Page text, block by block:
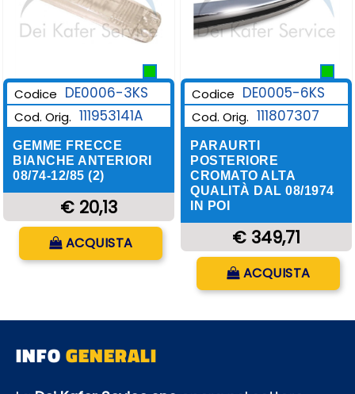
Codice DE0006-3KS
Cod. Orig. 111953141A
GEMME FRECCE
BIANCHE ANTERIORI
08/74-12/85 (2)
€ 20,13
ACQUISTA
Codice DE0005-6KS
Cod. Orig. 111807307
PARAURTI
POSTERIORE
CROMATO ALTA
QUALITÀ DAL 08/1974
IN POI
€ 349,71
ACQUISTA
INFOGENERALI